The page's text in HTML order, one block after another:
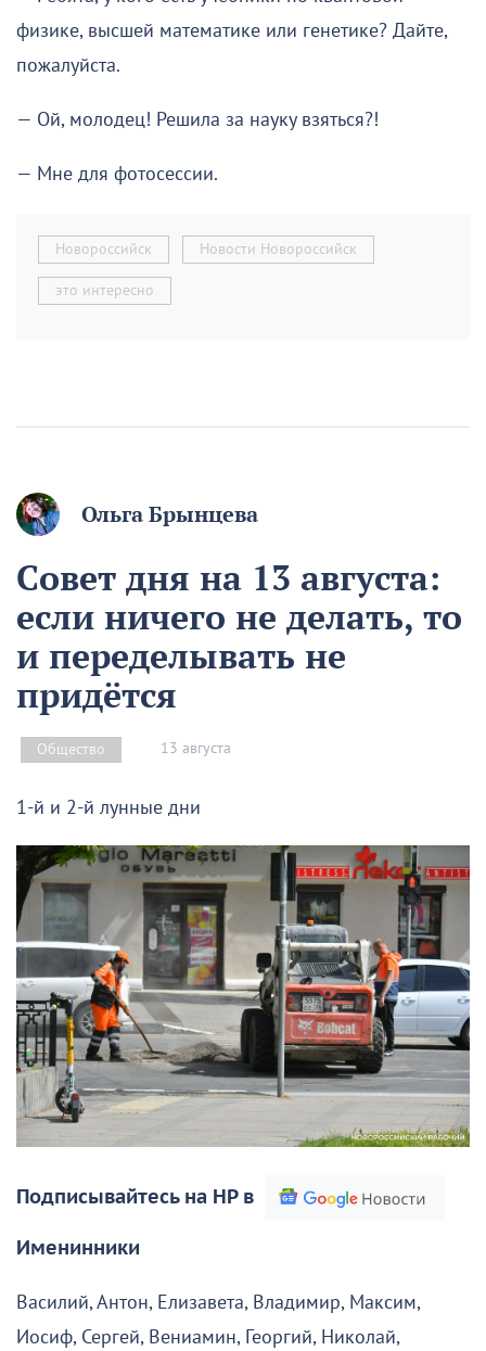
физике, высшей математике или генетике? Дайте,
пожалуйста.
— Ой, молодец! Решила за науку взяться?!
— Мне для фотосессии.
Новороссийск Новости Новороссийск
это интересно
Ольга Брынцева
Совет дня на 13 августа:
если ничего не делать, то
и переделывать не
придётся
Общество 13 августа
1-й и 2-й лунные дни
Подписывайтесь на НР в
Именинники
Василий, Антон, Елизавета, Владимир, Максим,
Иосиф, Сергей, Вениамин, Георгий, Николай,